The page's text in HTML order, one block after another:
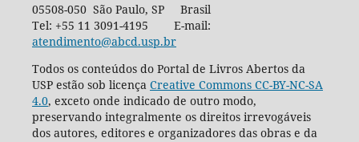
05508-050 São Paulo, SP Brasil
Tel: +55 11 3091-4195 E-mail:
atendimento@abcd.usp.br
Todos os conteúdos do Portal de Livros Abertos da
USP estão sob licença Creative Commons CC-BY-NC-SA
4.0, exceto onde indicado de outro modo,
preservando integralmente os direitos irrevogáveis
dos autores, editores e organizadores das obras e da